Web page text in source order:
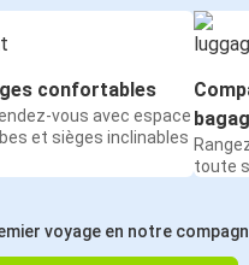
confortables
vous avec espace
et sièges inclinables
toute
voyage en notre